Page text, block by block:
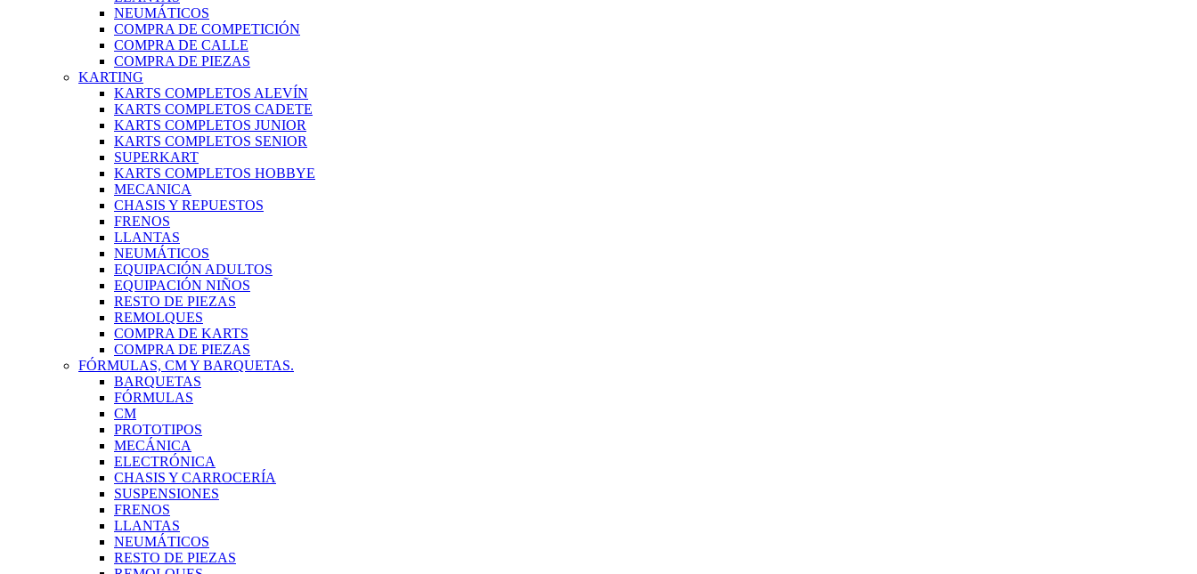
NEUMÁTICOS
COMPRA DE COMPETICIÓN
COMPRA DE CALLE
COMPRA DE PIEZAS
KARTING
KARTS COMPLETOS ALEVÍN
KARTS COMPLETOS CADETE
KARTS COMPLETOS JUNIOR
KARTS COMPLETOS SENIOR
SUPERKART
KARTS COMPLETOS HOBBYE
MECANICA
CHASIS Y REPUESTOS
FRENOS
LLANTAS
NEUMÁTICOS
EQUIPACIÓN ADULTOS
EQUIPACIÓN NIÑOS
RESTO DE PIEZAS
REMOLQUES
COMPRA DE KARTS
COMPRA DE PIEZAS
FÓRMULAS, CM Y BARQUETAS.
BARQUETAS
FÓRMULAS
CM
PROTOTIPOS
MECÁNICA
ELECTRÓNICA
CHASIS Y CARROCERÍA
SUSPENSIONES
FRENOS
LLANTAS
NEUMÁTICOS
RESTO DE PIEZAS